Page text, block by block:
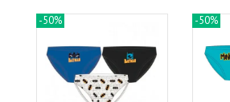
-50% -50%